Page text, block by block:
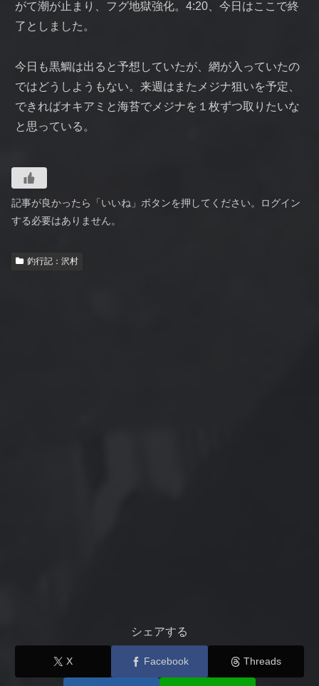
がて潮が止まり、フグ地獄強化。4:20、今日はここで終
了としました。
今日も黒鯛は出ると予想していたが、網が入っていたの
ではどうしようもない。来週はまたメジナ狙いを予定、
できればオキアミと海苔でメジナを１枚ずつ取りたいな
と思っている。
記事が良かったら「いいね」ボタンを押してください。ログイン
する必要はありません。
釣行記：沢村
シェアする
X Facebook Threads